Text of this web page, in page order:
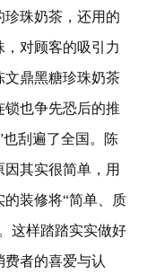
珍珠奶茶，还用的
对顾客的吸引力
文鼎黑糖珍珠奶茶
也争先恐后的推
刮遍了全国。陈
其实很简单，用
装修将“简单、质
这样踏踏实实做好
者的喜爱与认